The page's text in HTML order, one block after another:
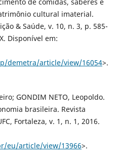
cultural imaterial.
& Saúde, v. 10, n. 3, p. 585-
Disponível em:
demetra/article/view/16054>.
GONDIM NETO, Leopoldo.
brasileira. Revista
Fortaleza, v. 1, n. 1, 2016.
eu/article/view/13966>.